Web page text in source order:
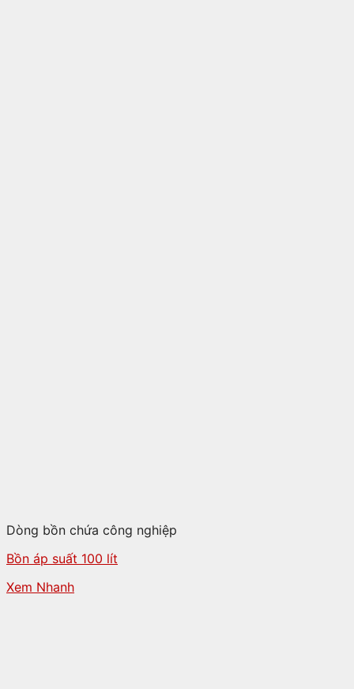
Dòng bồn chứa công nghiệp
Bồn áp suất 100 lít
Xem Nhanh